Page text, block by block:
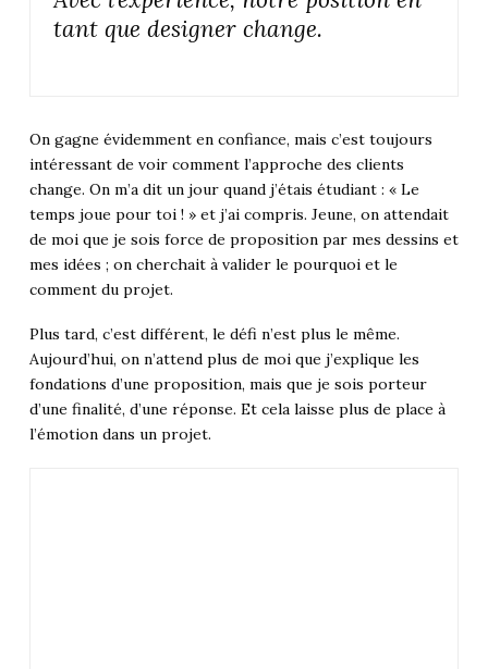
tant que designer change.
On gagne évidemment en confiance, mais c’est toujours
intéressant de voir comment l’approche des clients
change. On m’a dit un jour quand j’étais étudiant : « Le
temps joue pour toi ! » et j’ai compris. Jeune, on attendait
de moi que je sois force de proposition par mes dessins et
mes idées ; on cherchait à valider le pourquoi et le
comment du projet.
Plus tard, c’est différent, le défi n’est plus le même.
Aujourd’hui, on n’attend plus de moi que j’explique les
fondations d’une proposition, mais que je sois porteur
d’une finalité, d’une réponse. Et cela laisse plus de place à
l’émotion dans un projet.